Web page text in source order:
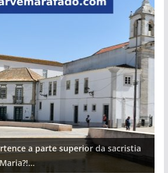
a parte superior da sacristia